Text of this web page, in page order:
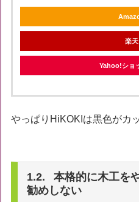
楽天
Yahoo!ショ
やっぱりHiKOKIは黒色がカ
本格的に木工を
勧めしない